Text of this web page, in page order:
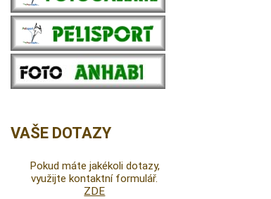
VAŠE DOTAZY
Pokud máte jakékoli dotazy,
využijte kontaktní formulář.
ZDE